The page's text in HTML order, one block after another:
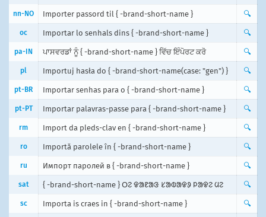
nn-NO Importer passord til { -brand-short-name } 🔍
oc Importar lo senhals dins { -brand-short-name } 🔍
pa-IN ਪਾਸਵਰਡਾਂ ਨੂੰ { -brand-short-name } ਵਿੱਚ ਇੰਪੋਰਟ ਕਰੋ 🔍
pl Importuj hasła do { -brand-short-name(case: "gen") } 🔍
pt-BR Importar senhas para o { -brand-short-name } 🔍
pt-PT Importar palavras-passe para { -brand-short-name } 🔍
rm Import da pleds-clav en { -brand-short-name } 🔍
ro Importă parolele în { -brand-short-name } 🔍
ru Импорт паролей в { -brand-short-name } 🔍
sat { -brand-short-name } ᱛᱮ ᱫᱟᱱᱟᱝ ᱥᱟᱵᱟᱫᱽ ᱞᱟᱫᱮ ᱢᱮ 🔍
sc Importa is craes in { -brand-short-name } 🔍